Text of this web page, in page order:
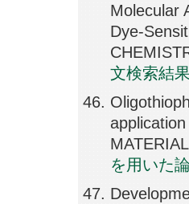
Molecular
Dye-
文検索結
を用いた